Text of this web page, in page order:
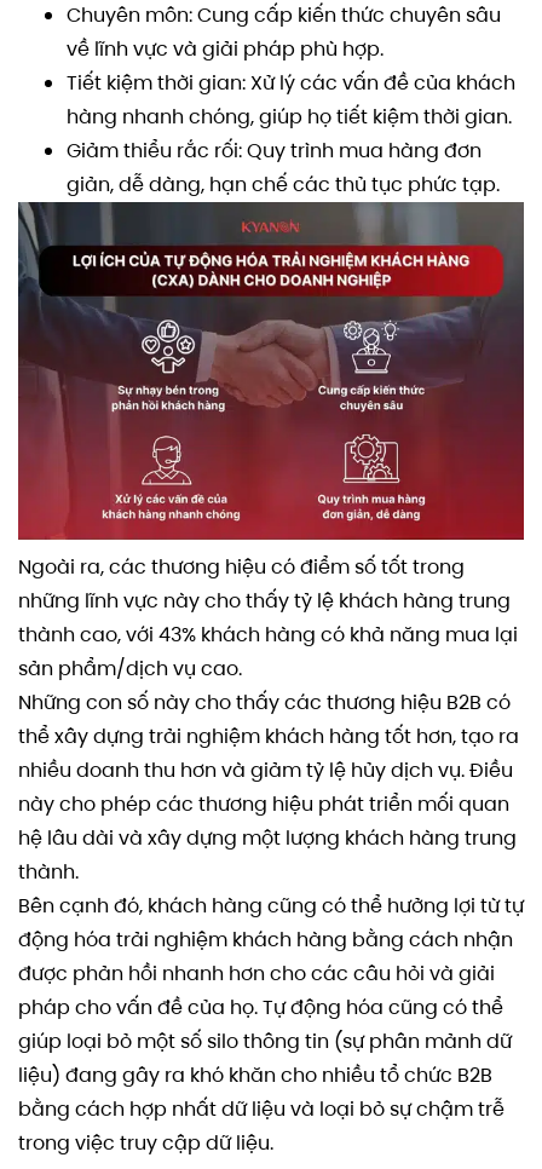
Chuyên môn: Cung cấp kiến thức chuyên sâu
về lĩnh vực và giải pháp phù hợp.
Tiết kiệm thời gian: Xử lý các vấn đề của khách
hàng nhanh chóng, giúp họ tiết kiệm thời gian.
Giảm thiểu rắc rối: Quy trình mua hàng đơn
giản, dễ dàng, hạn chế các thủ tục phức tạp.
Ngoài ra, các thương hiệu có điểm số tốt trong
những lĩnh vực này cho thấy tỷ lệ khách hàng trung
thành cao, với 43% khách hàng có khả năng mua lại
sản phẩm/dịch vụ cao.
Những con số này cho thấy các thương hiệu B2B có
thể xây dựng trải nghiệm khách hàng tốt hơn, tạo ra
nhiều doanh thu hơn và giảm tỷ lệ hủy dịch vụ. Điều
này cho phép các thương hiệu phát triển mối quan
hệ lâu dài và xây dựng một lượng khách hàng trung
thành.
Bên cạnh đó, khách hàng cũng có thể hưởng lợi từ tự
động hóa trải nghiệm khách hàng bằng cách nhận
được phản hồi nhanh hơn cho các câu hỏi và giải
pháp cho vấn đề của họ. Tự động hóa cũng có thể
giúp loại bỏ một số silo thông tin (sự phân mảnh dữ
liệu) đang gây ra khó khăn cho nhiều tổ chức B2B
bằng cách hợp nhất dữ liệu và loại bỏ sự chậm trễ
trong việc truy cập dữ liệu.